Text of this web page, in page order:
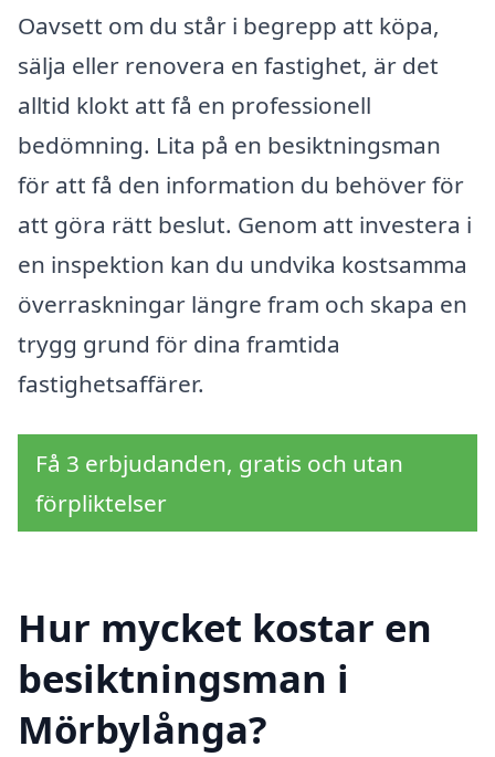
Oavsett om du står i begrepp att köpa,
sälja eller renovera en fastighet, är det
alltid klokt att få en professionell
bedömning. Lita på en besiktningsman
för att få den information du behöver för
att göra rätt beslut. Genom att investera i
en inspektion kan du undvika kostsamma
överraskningar längre fram och skapa en
trygg grund för dina framtida
fastighetsaffärer.
Få 3 erbjudanden, gratis och utan
förpliktelser
Hur mycket kostar en
besiktningsman i
Mörbylånga?